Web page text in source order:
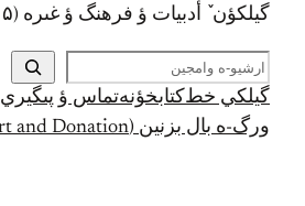
گيلکؤن ٚ أدبیات ؤ فرهنگ ؤ غىره (۲۰۰۵ تايسه)
ج
س
ت
ج
گيلکي خط کتابخؤنهتماس ؤ پىگيري
ورگ-ه بال بزنين (Support and Donation)